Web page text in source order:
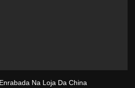
Na Loja Da China